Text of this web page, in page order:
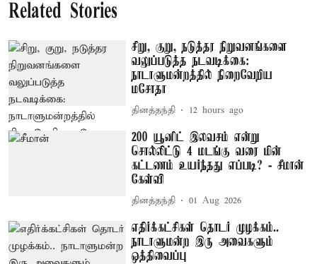
Related Stories
சிறு, குறு, நடுத்தர நிறுவனங்களை
வலுப்படுத்த நடவடிக்கை:
நாடாளுமன்றத்தில் நிறைவேறிய
மசோதா
தினத்தந்தி 12 hours ago
200 யூனிட் இலவசம் என்று
சொல்லிட்டு 4 மடங்கு வரை மின்
கட்டணம் உயர்ந்தது எப்படி? - சீமான்
கேள்வி
தினத்தந்தி 01 Aug 2026
எதிர்க்கட்சிகள் தொடர் முழக்கம்..
நாடாளுமன்ற இரு அவைகளும்
ஒத்திவைப்பு